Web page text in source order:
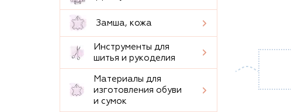
Замша, кожа
Инструменты для
шитья и рукоделия
Материалы для
изготовления обуви
и сумок